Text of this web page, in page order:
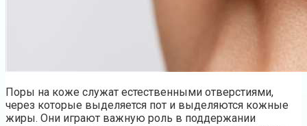
Поры на коже служат естественными отверстиями,
через которые выделяется пот и выделяются кожные
жиры. Они играют важную роль в поддержании